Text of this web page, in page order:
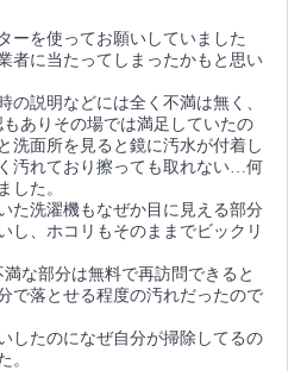
ーを使ってお願いしていました
者に当たってしまったかもと思い
の説明などには全く不満は無く、
もありその場では満足していたの
洗面所を見ると鏡に汚水が付着し
汚れており擦っても取れない…何
した。
た洗濯機もなぜか目に見える部分
し、ホコリもそのままでビックリ
な部分は無料で再訪問できると
で落とせる程度の汚れだったので
したのになぜ自分が掃除してるの
。